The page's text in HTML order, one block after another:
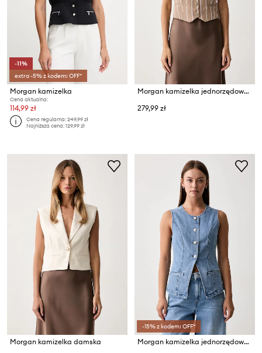
-11%
extra -5% z kodem: OFF*
Morgan kamizelka
Cena aktualna:
114,99 zł
Cena regularna:249,99 zł
Najniższa cena:129,99 zł
Morgan kamizelka jednorzędowa damska z modalem
279,99 zł
Morgan kamizelka damska
-15% z kodem: OFF*
Morgan kamizelka jednorzędowa damska jeansowa